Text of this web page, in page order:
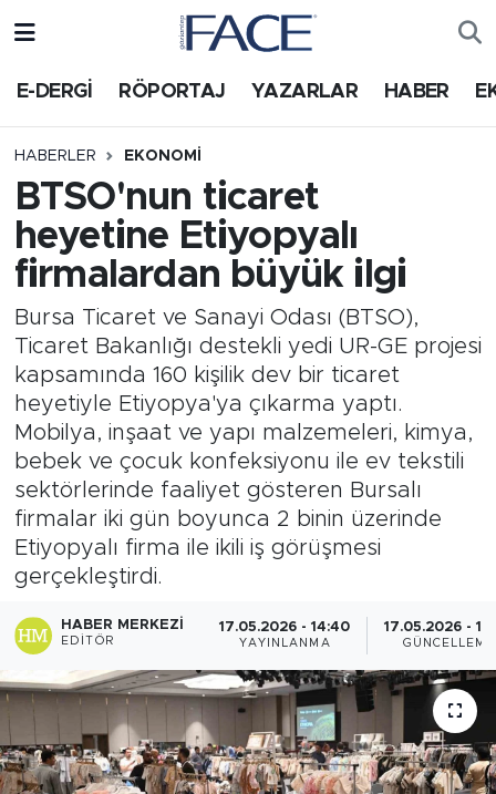
E-DERGİ RÖPORTAJ YAZARLAR HABER
HABERLER EKONOMI
BTSO'nun ticaret
heyetine Etiyopyalı
firmalardan büyük ilgi
Bursa Ticaret ve Sanayi Odası (BTSO),
Ticaret Bakanlığı destekli yedi UR-GE projesi
kapsamında 160 kişilik dev bir ticaret
heyetiyle Etiyopya'ya çıkarma yaptı.
Mobilya, inşaat ve yapı malzemeleri, kimya,
bebek ve çocuk konfeksiyonu ile ev tekstili
sektörlerinde faaliyet gösteren Bursalı
firmalar iki gün boyunca 2 binin üzerinde
Etiyopyalı firma ile ikili iş görüşmesi
gerçekleştirdi.
HABER MERKEZI
EDITÖR
17.05.2026 - 14:40
YAYINLANMA
17.05.2026 -
GÜNCELLEME
HABER
Nöbetçi Eczaneler
Trafik Durumu
Süper Lig Puan Durumu ve Fikstür
Tüm Manşetler
Son Dakika Haberleri
Haber Arşivi